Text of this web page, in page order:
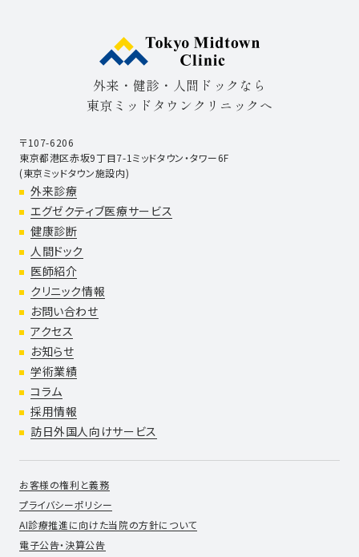
外来・健診・人間ドックなら
東京ミッドタウンクリニックへ
〒107-6206
東京都港区赤坂9丁目7-1ミッドタウン・タワー6F
(東京ミッドタウン施設内)
外来診療
エグゼクティブ医療サービス
健康診断
人間ドック
医師紹介
クリニック情報
お問い合わせ
アクセス
お知らせ
学術業績
コラム
採用情報
訪日外国人向けサービス
お客様の権利と義務
プライバシーポリシー
AI診療推進に向けた当院の方針について
電子公告・決算公告